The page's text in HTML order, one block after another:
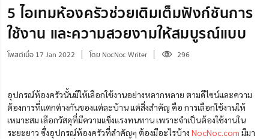
5 ไอเทมห้องครัวช่วยเติมเต็มฟังก์ชันการ
ใช้งาน และความสวยงามให้สมบูรณ์แบบ
โพสต์เมื่อ 17 Jan 2022 โดย NocNoc Writer 296
อุปกรณ์ห้องครัวนั้นมีให้เลือกใช้งานอย่างหลากหลาย ตามดีไซน์และความ
ต้องการที่แตกต่างกันของแต่ละบ้าน แต่สิ่งสำคัญ คือ การเลือกใช้งานให้
เหมาะสม เลือกวัสดุที่มีความแข็งแรงทนทาน เพราะจำเป็นต้องใช้งานใน
ระยะยาว ซึ่งอุปกรณ์ห้องครัวที่สำคัญๆ ต้องมีอะไรบ้าง NocNoc.com มีมา